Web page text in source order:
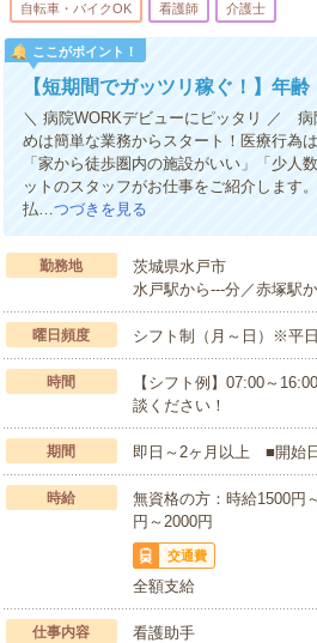
自転車・バイクOK 看護師 介護士
ここがポイント！
【短期間でガッツリ稼ぐ！】年
＼ 病院WORKデビューにピッタリ ／ 病
めは簡単な業務からスタート！医療行為
「家から徒歩圏内の施設がいい」「少人
ットのスタッフがお仕事をご紹介します
払…つづきを見る
勤務地
茨城県水戸市
水戸駅から---分／赤塚駅
曜日頻度 シフト制（月～日）※平
時間
【シフト例】07:00～
談ください！
期間 即日～2ヶ月以上 ■開始
時給
無資格の方：時給1500円
円～2000円
交通費
全額支給
仕事内容
看護助手